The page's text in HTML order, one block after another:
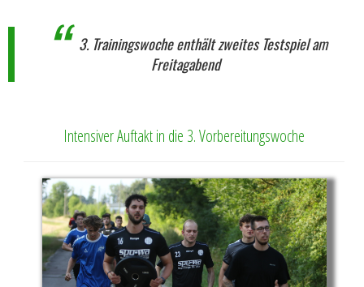
3. Trainingswoche enthält zweites Testspiel am
Freitagabend
Intensiver Auftakt in die 3. Vorbereitungswoche